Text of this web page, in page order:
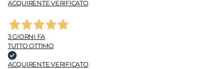
ACQUIRENTE VERIFICATO
3 GIORNI FA
TUTTO OTTIMO
ACQUIRENTE VERIFICATO